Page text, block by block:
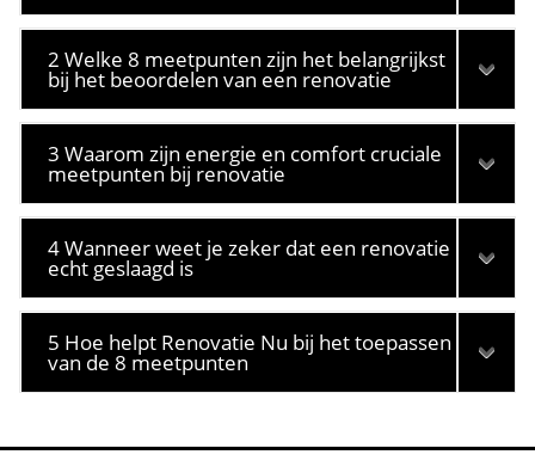
2 Welke 8 meetpunten zijn het belangrijkst
bij het beoordelen van een renovatie
3 Waarom zijn energie en comfort cruciale
meetpunten bij renovatie
4 Wanneer weet je zeker dat een renovatie
echt geslaagd is
5 Hoe helpt Renovatie Nu bij het toepassen
van de 8 meetpunten